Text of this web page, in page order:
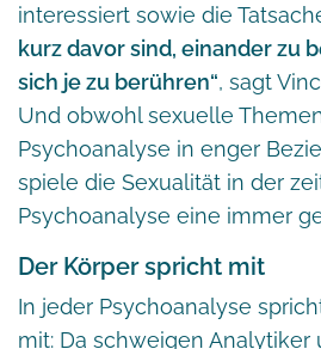
interessiert sowie die
kurz davor sind, einander zu
sich je zu berühren“, sagt
Und obwohl sexuelle
Psychoanalyse in enger
spiele die Sexualität in der
Psychoanalyse eine immer
Der Körper spricht mit
In jeder Psychoanalyse
mit: Da schweigen Analytiker